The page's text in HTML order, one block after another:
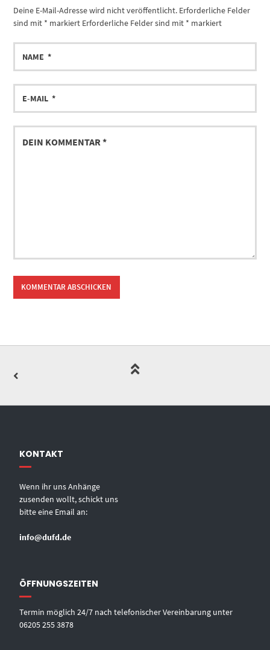
Deine E-Mail-Adresse wird nicht veröffentlicht. Erforderliche Felder
sind mit * markiert Erforderliche Felder sind mit * markiert
KONTAKT
Wenn ihr uns Anhänge
zusenden wollt, schickt uns
bitte eine Email an:
info@dufd.de
ÖFFNUNGSZEITEN
Termin möglich 24/7 nach telefonischer Vereinbarung unter
06205 255 3878